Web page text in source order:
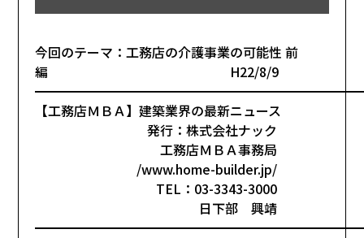
今回のテーマ：工務店の介護事業の可能性 前
編 H22/8/9
【工務店ＭＢＡ】建築業界の最新ニュース
発行：株式会社ナック
工務店ＭＢＡ事務局
/www.home-builder.jp/
TEL：03-3343-3000
日下部 興靖